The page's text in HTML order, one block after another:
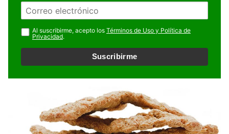
r
e
E
m
a
i
l
Al suscribirme, acepto los Términos de Uso y Política de
Privacidad.
Suscribirme